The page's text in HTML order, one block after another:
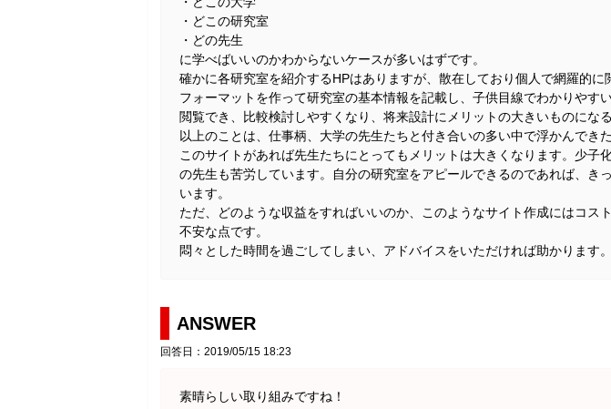
・どこの研究室
・どの先生
に学べばいいのかわからないケースが多いはずです。
確かに各研究室を紹介するHPはありますが、散在しており個人で網羅的に
フォーマットを作って研究室の基本情報を記載し、子供目線でわかりやす
閲覧でき、比較検討しやすくなり、将来設計にメリットの大きいものになる
以上のことは、仕事柄、大学の先生たちと付き合いの多い中で浮かんでき
このサイトがあれば先生たちにとってもメリットは大きくなります。少子
の先生も苦労しています。自分の研究室をアピールできるのであれば、き
います。
ただ、どのような収益をすればいいのか、このようなサイト作成にはコス
不安な点です。
悶々とした時間を過ごしてしまい、アドバイスをいただければ助かります。
ANSWER
回答日：2019/05/15 18:23
素晴らしい取り組みですね！